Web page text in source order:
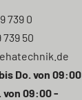
739 0
739 50
Do. von 09:00
von 09:00 -